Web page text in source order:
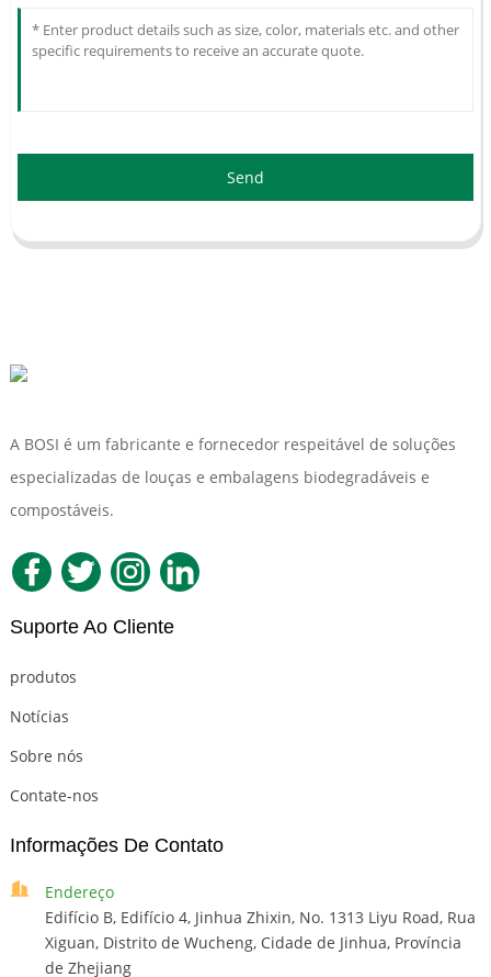
Send
A BOSI é um fabricante e fornecedor respeitável de soluções
especializadas de louças e embalagens biodegradáveis ​​e
compostáveis.
Suporte Ao Cliente
produtos
Notícias
Sobre nós
Contate-nos
Informações De Contato
Endereço
Edifício B, Edifício 4, Jinhua Zhixin, No. 1313 Liyu Road, Rua
Xiguan, Distrito de Wucheng, Cidade de Jinhua, Província
de Zhejiang